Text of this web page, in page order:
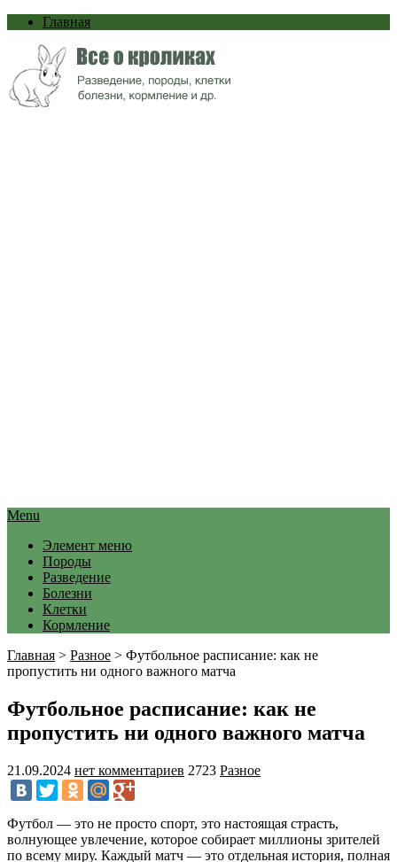
Главная
Menu
Элемент меню
Породы
Разведение
Болезни
Клетки
Кормление
Главная > Разное > Футбольное расписание: как не
пропустить ни одного важного матча
Футбольное расписание: как не
пропустить ни одного важного матча
21.09.2024 нет комментариев 2723 Разное
Футбол — это не просто спорт, это настоящая страсть,
волнующее увлечение, которое собирает миллионы зрителей
по всему миру. Каждый матч — это отдельная история, полная